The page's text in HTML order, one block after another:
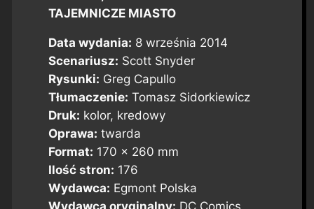
TAJEMNICZE MIASTO
Data wydania: 8 września 2014
Scenariusz: Scott Snyder
Rysunki: Greg Capullo
Tłumaczenie: Tomasz Sidorkiewicz
Druk: kolor, kredowy
Oprawa: twarda
Format: 170 x 260 mm
Ilość stron: 176
Wydawca: Egmont Polska